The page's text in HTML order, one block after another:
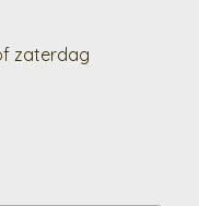
zaterdag